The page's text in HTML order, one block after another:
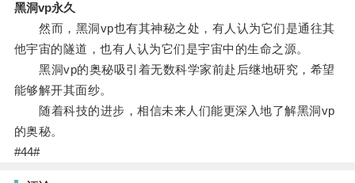
黑洞vp永久
然而，黑洞vp也有其神秘之处，有人认为它们是通往其
他宇宙的隧道，也有人认为它们是宇宙中的生命之源。
黑洞vp的奥秘吸引着无数科学家前赴后继地研究，希望
能够解开其面纱。
随着科技的进步，相信未来人们能更深入地了解黑洞vp
的奥秘。
#44#